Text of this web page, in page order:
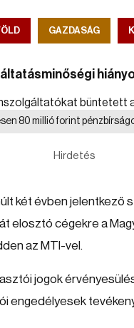
GAZDASÁG
80 millió forint
Hirdetés
két évben jelentkező
elosztó cégekre a
az MTI-vel.
jogok
engedélyesek